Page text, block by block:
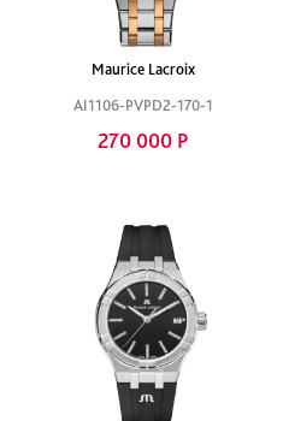
Maurice Lacroix
AI1106-PVPD2-170-1
270 000 Р